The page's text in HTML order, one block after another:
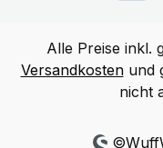
Alle Preise inkl.
Versandkostenund
nicht